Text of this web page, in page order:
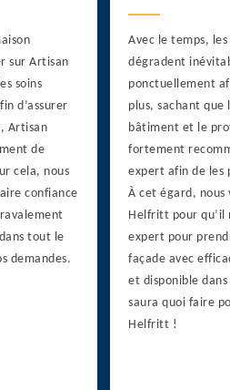
sur Artisan
soins
d’assurer
Artisan
de
cela, nous
confiance
tout le
demandes.
Avec le temps,
dégradent
ponctuellement
plus, sachant que
bâtiment et le
fortement
expert afin de les
À cet égard, nous
Helfritt pour qu’il
expert pour
façade avec
et disponible
saura quoi faire
Helfritt !